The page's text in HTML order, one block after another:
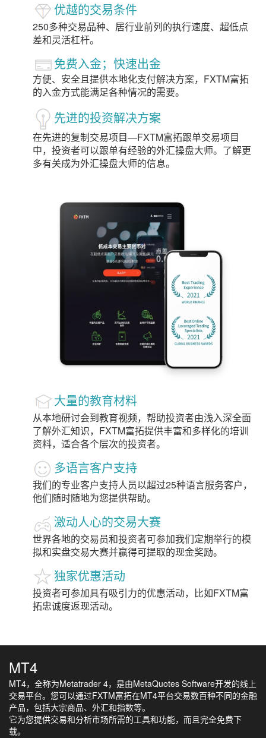
优越的交易条件
250多种交易品种、居行业前列的执行速度、超低点
差和灵活杠杆。
免费入金；快速出金
方便、安全且提供本地化支付解决方案，FXTM富拓
的入金方式能满足各种情况的需要。
先进的投资解决方案
在先进的复制交易项目—FXTM富拓跟单交易项目
中，投资者可以跟单有经验的外汇操盘大师。了解更
多有关成为外汇操盘大师的信息。
大量的教育材料
从本地研讨会到教育视频，帮助投资者由浅入深全面
了解外汇知识，FXTM富拓提供丰富和多样化的培训
资料，适合各个层次的投资者。
多语言客户支持
我们的专业客户支持人员以超过25种语言服务客户，
他们随时随地为您提供帮助。
激动人心的交易大赛
世界各地的交易员和投资者可参加我们定期举行的模
拟和实盘交易大赛并赢得可提取的现金奖励。
独家优惠活动
投资者可参加具有吸引力的优惠活动，比如FXTM富
拓忠诚度返现活动。
MT4
MT4，全称为Metatrader 4，是由MetaQuotes Software开发的线上
交易平台。您可以通过FXTM富拓在MT4平台交易数百种不同的金融
产品，包括大宗商品、外汇和指数等。
它为您提供交易和分析市场所需的工具和功能，而且完全免费下
载。